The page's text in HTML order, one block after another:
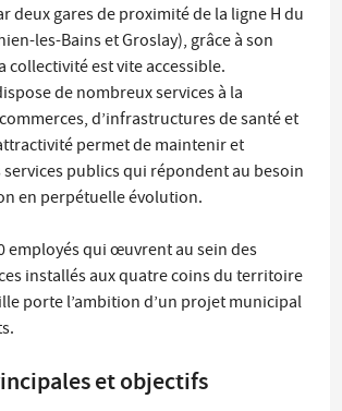
deux gares de proximité de la ligne H du
les-Bains et Groslay), grâce à son
collectivité est vite accessible.
de nombreux services à la
d’infrastructures de santé et
permet de maintenir et
publics qui répondent au besoin
en perpétuelle évolution.
employés qui œuvrent au sein des
installés aux quatre coins du territoire
porte l’ambition d’un projet municipal
et objectifs